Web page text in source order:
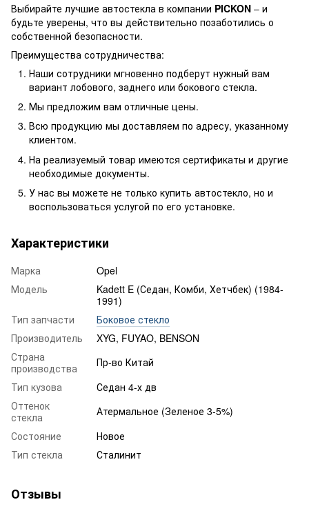
Выбирайте лучшие автостекла в компании PICKON – и
будьте уверены, что вы действительно позаботились о
собственной безопасности.
Преимущества сотрудничества:
Наши сотрудники мгновенно подберут нужный вам
вариант лобового, заднего или бокового стекла.
Мы предложим вам отличные цены.
Всю продукцию мы доставляем по адресу, указанному
клиентом.
На реализуемый товар имеются сертификаты и другие
необходимые документы.
У нас вы можете не только купить автостекло, но и
воспользоваться услугой по его установке.
Характеристики
Марка
Opel
Модель
Kadett E (Седан, Комби, Хетчбек) (1984-
1991)
Тип запчасти
Боковое стекло
Производитель
XYG, FUYAO, BENSON
Страна
производства
Пр-во Китай
Тип кузова
Седан 4-х дв
Оттенок
стекла
Атермальное (Зеленое 3-5%)
Состояние
Новое
Тип стекла
Сталинит
Отзывы